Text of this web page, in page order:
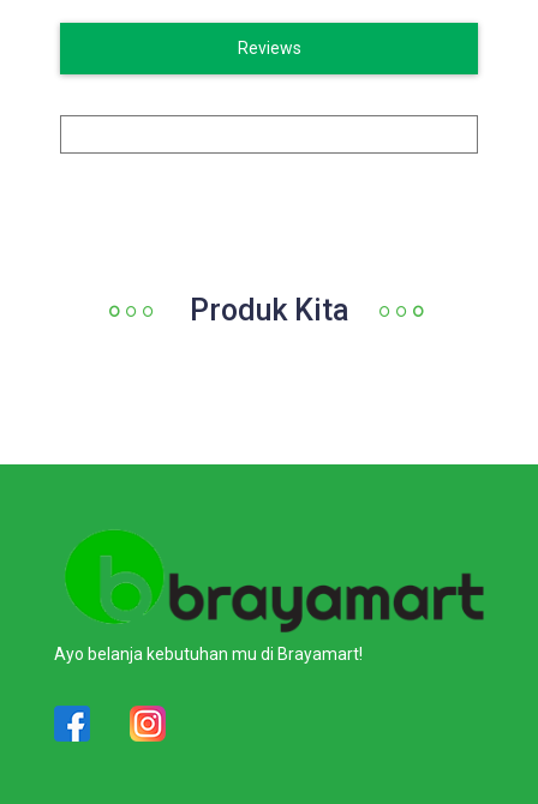
Reviews
Produk Kita
Ayo belanja kebutuhan mu di Brayamart!